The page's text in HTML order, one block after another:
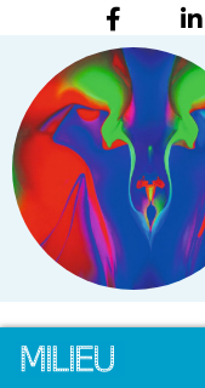
Terug naar
Als
om me niet